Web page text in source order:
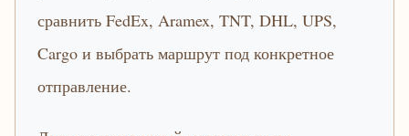
сравнить FedEx, Aramex, TNT, DHL, UPS,
Cargo и выбрать маршрут под конкретное
отправление.